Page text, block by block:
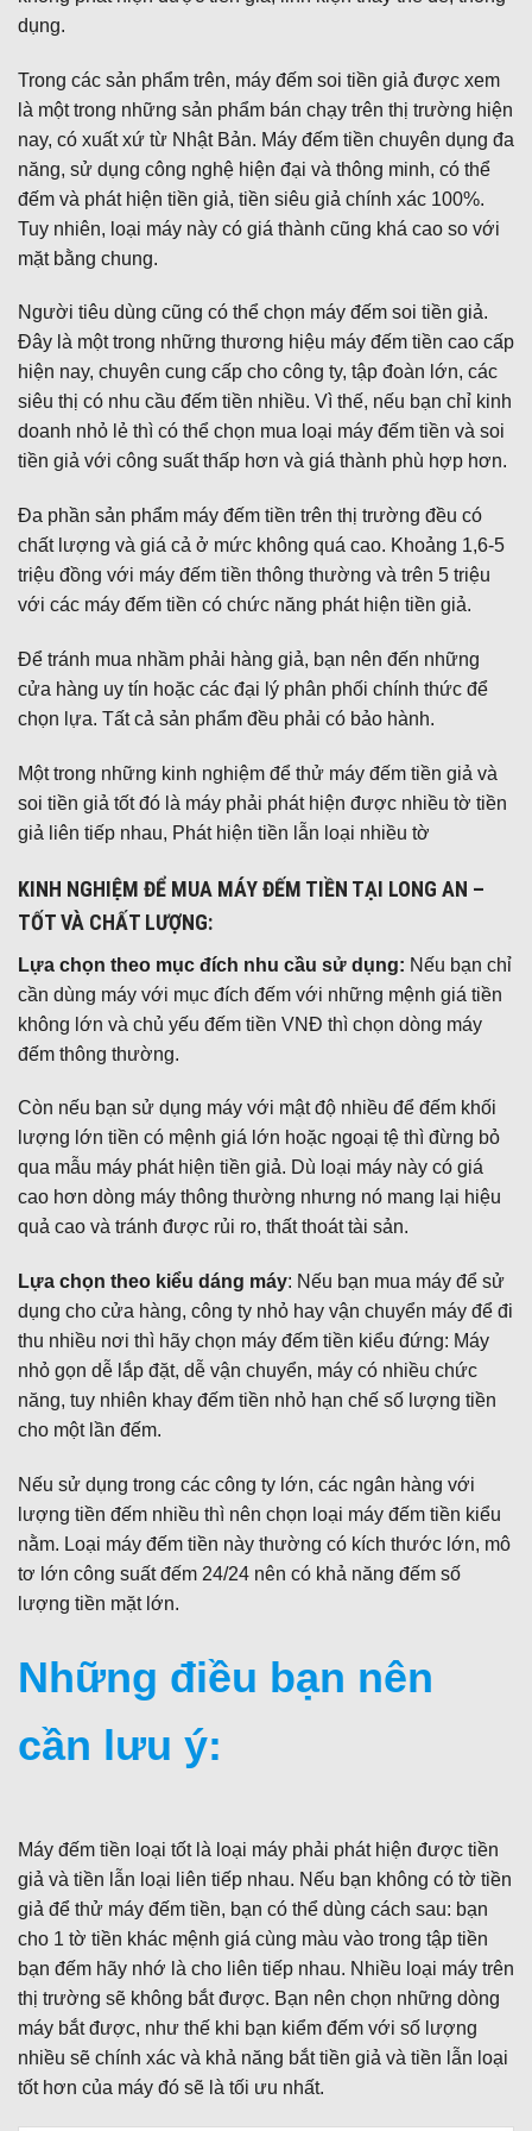
dụng.
Trong các sản phẩm trên, máy đếm soi tiền giả được xem
là một trong những sản phẩm bán chạy trên thị trường hiện
nay, có xuất xứ từ Nhật Bản. Máy đếm tiền chuyên dụng đa
năng, sử dụng công nghệ hiện đại và thông minh, có thể
đếm và phát hiện tiền giả, tiền siêu giả chính xác 100%.
Tuy nhiên, loại máy này có giá thành cũng khá cao so với
mặt bằng chung.
Người tiêu dùng cũng có thể chọn máy đếm soi tiền giả.
Đây là một trong những thương hiệu máy đếm tiền cao cấp
hiện nay, chuyên cung cấp cho công ty, tập đoàn lớn, các
siêu thị có nhu cầu đếm tiền nhiều. Vì thế, nếu bạn chỉ kinh
doanh nhỏ lẻ thì có thể chọn mua loại máy đếm tiền và soi
tiền giả với công suất thấp hơn và giá thành phù hợp hơn.
Đa phần sản phẩm máy đếm tiền trên thị trường đều có
chất lượng và giá cả ở mức không quá cao. Khoảng 1,6-5
triệu đồng với máy đếm tiền thông thường và trên 5 triệu
với các máy đếm tiền có chức năng phát hiện tiền giả.
Để tránh mua nhầm phải hàng giả, bạn nên đến những
cửa hàng uy tín hoặc các đại lý phân phối chính thức để
chọn lựa. Tất cả sản phẩm đều phải có bảo hành.
Một trong những kinh nghiệm để thử máy đếm tiền giả và
soi tiền giả tốt đó là máy phải phát hiện được nhiều tờ tiền
giả liên tiếp nhau, Phát hiện tiền lẫn loại nhiều tờ
KINH NGHIỆM ĐỂ MUA MÁY ĐẾM TIỀN TẠI LONG AN –
TỐT VÀ CHẤT LƯỢNG:
Lựa chọn theo mục đích nhu cầu sử dụng: Nếu bạn chỉ
cần dùng máy với mục đích đếm với những mệnh giá tiền
không lớn và chủ yếu đếm tiền VNĐ thì chọn dòng máy
đếm thông thường.
Còn nếu bạn sử dụng máy với mật độ nhiều để đếm khối
lượng lớn tiền có mệnh giá lớn hoặc ngoại tệ thì đừng bỏ
qua mẫu máy phát hiện tiền giả. Dù loại máy này có giá
cao hơn dòng máy thông thường nhưng nó mang lại hiệu
quả cao và tránh được rủi ro, thất thoát tài sản.
Lựa chọn theo kiểu dáng máy: Nếu bạn mua máy để sử
dụng cho cửa hàng, công ty nhỏ hay vận chuyển máy để đi
thu nhiều nơi thì hãy chọn máy đếm tiền kiểu đứng: Máy
nhỏ gọn dễ lắp đặt, dễ vận chuyển, máy có nhiều chức
năng, tuy nhiên khay đếm tiền nhỏ hạn chế số lượng tiền
cho một lần đếm.
Nếu sử dụng trong các công ty lớn, các ngân hàng với
lượng tiền đếm nhiều thì nên chọn loại máy đếm tiền kiểu
nằm. Loại máy đếm tiền này thường có kích thước lớn, mô
tơ lớn công suất đếm 24/24 nên có khả năng đếm số
lượng tiền mặt lớn.
Những điều bạn nên
cần lưu ý:
Máy đếm tiền loại tốt là loại máy phải phát hiện được tiền
giả và tiền lẫn loại liên tiếp nhau. Nếu bạn không có tờ tiền
giả để thử máy đếm tiền, bạn có thể dùng cách sau: bạn
cho 1 tờ tiền khác mệnh giá cùng màu vào trong tập tiền
bạn đếm hãy nhớ là cho liên tiếp nhau. Nhiều loại máy trên
thị trường sẽ không bắt được. Bạn nên chọn những dòng
máy bắt được, như thế khi bạn kiểm đếm với số lượng
nhiều sẽ chính xác và khả năng bắt tiền giả và tiền lẫn loại
tốt hơn của máy đó sẽ là tối ưu nhất.